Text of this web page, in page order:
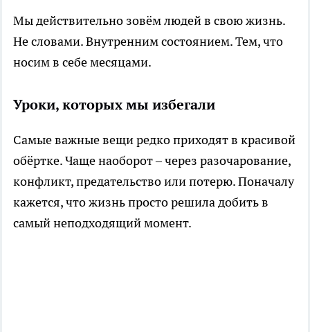
Мы действительно зовём людей в свою жизнь.
Не словами. Внутренним состоянием. Тем, что
носим в себе месяцами.
Уроки, которых мы избегали
Самые важные вещи редко приходят в красивой
обёртке. Чаще наоборот – через разочарование,
конфликт, предательство или потерю. Поначалу
кажется, что жизнь просто решила добить в
самый неподходящий момент.